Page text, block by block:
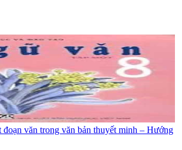
văn trong văn bản thuyết minh – Hướng